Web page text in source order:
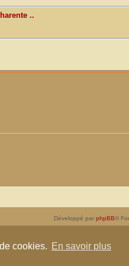
cookies. En savoir plus
..
Développé par phpBB®